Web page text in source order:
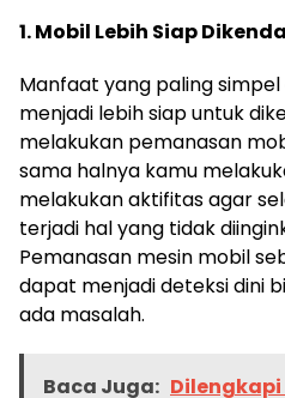
1. Mobil Lebih Siap
Manfaat yang paling
menjadi lebih siap untuk
melakukan pemanasan
sama halnya kamu
melakukan aktifitas agar
terjadi hal yang tidak
Pemanasan mesin mobil
dapat menjadi deteksi dini
ada masalah.
Baca Juga: